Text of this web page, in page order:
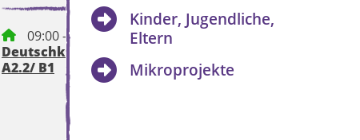
09:00 – 12:15 Uhr
Deutschkurs für Eltern,
A2.2/ B1
Kinder, Jugendliche,
Eltern
Mikroprojekte